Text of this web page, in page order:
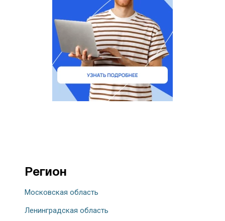
Регион
Московская область
Ленинградская область